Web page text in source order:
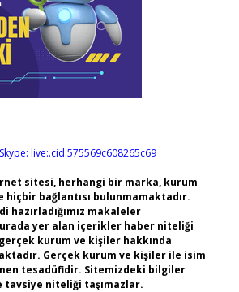
Skype: live:.cid.575569c608265c69
sitesi, herhangi bir marka, kurum
hiçbir bağlantısı bulunmamaktadır.
hazırladığımız makaleler
yer alan içerikler haber niteliği
kurum ve kişiler hakkında
Gerçek kurum ve kişiler ile isim
tesadüfidir. Sitemizdeki bilgiler
niteliği taşımazlar.